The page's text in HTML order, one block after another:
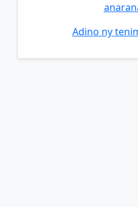
Adino ny